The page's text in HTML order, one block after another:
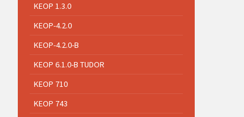
KEOP 1.3.0
KEOP-4.2.0
KEOP-4.2.0-B
KEOP 6.1.0-B TUDOR
KEOP 710
KEOP 743